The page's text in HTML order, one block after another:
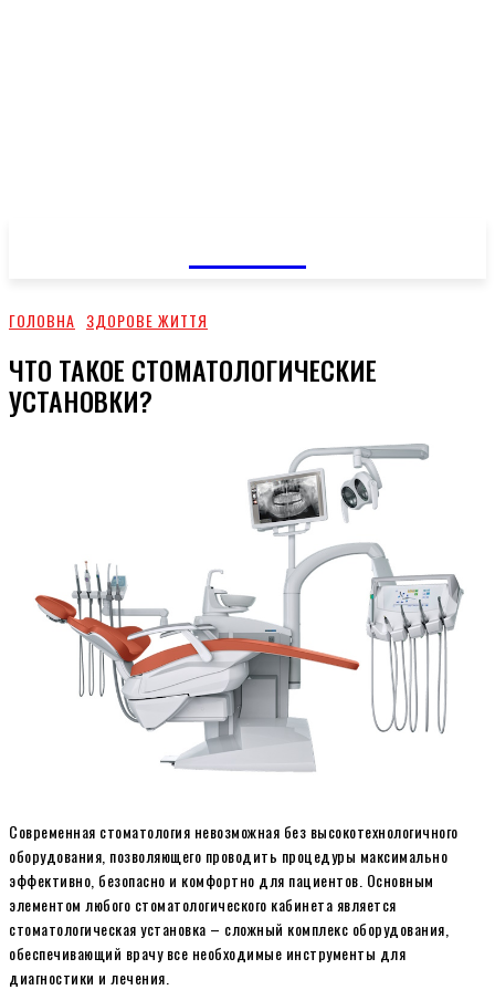
ГОЛОВНА ЗДОРОВЕ ЖИТТЯ
ЧТО ТАКОЕ СТОМАТОЛОГИЧЕСКИЕ
УСТАНОВКИ?
Современная стоматология невозможная без высокотехнологичного
оборудования, позволяющего проводить процедуры максимально
эффективно, безопасно и комфортно для пациентов. Основным
элементом любого стоматологического кабинета является
стоматологическая установка – сложный комплекс оборудования,
обеспечивающий врачу все необходимые инструменты для
диагностики и лечения.